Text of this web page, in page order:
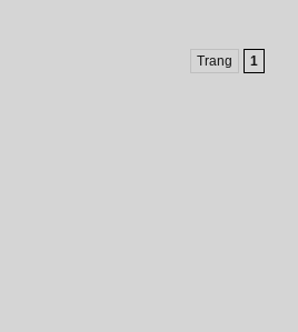
Trang 1